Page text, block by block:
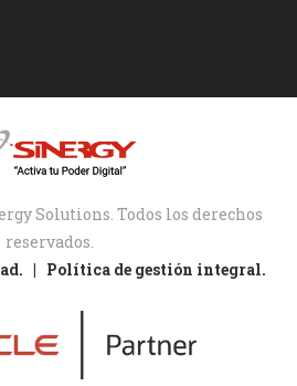
Solutions. Todos los derechos
reservados.
| Política de gestión integral.